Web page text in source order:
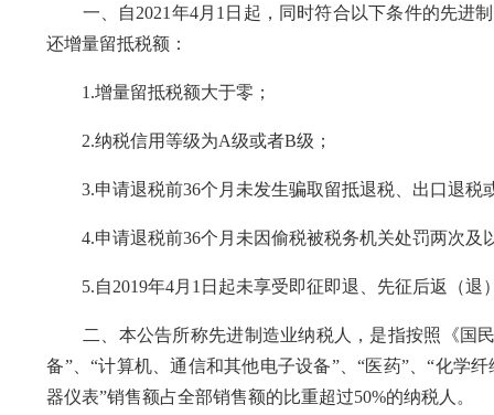
一、自2021年4月1日起，同时符合以下条件的先进制
还增量留抵税额：
1.增量留抵税额大于零；
2.纳税信用等级为A级或者B级；
3.申请退税前36个月未发生骗取留抵退税、出口退税
4.申请退税前36个月未因偷税被税务机关处罚两次及
5.自2019年4月1日起未享受即征即退、先征后返（退
二、本公告所称先进制造业纳税人，是指按照《国民
备”、“计算机、通信和其他电子设备”、“医药”、“化学
器仪表”销售额占全部销售额的比重超过50%的纳税人。